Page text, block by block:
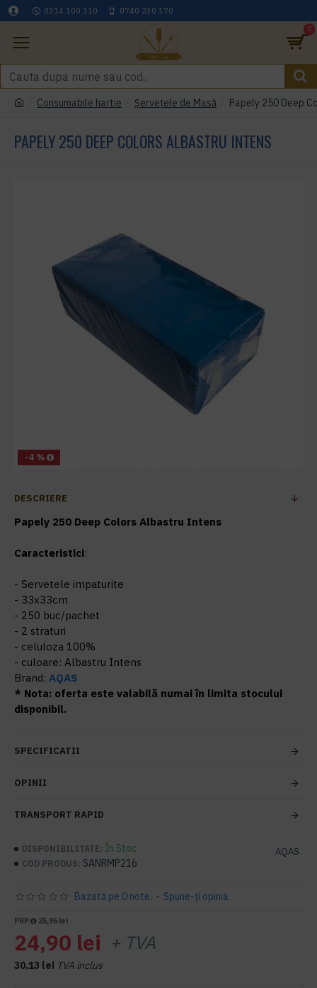
0314 100 110 0740 230 170
0
Consumabile hartie Șervețele de Masă Papely 250 Deep
PAPELY 250 DEEP COLORS ALBASTRU INTENS
-4 %
DESCRIERE
Papely 250 Deep Colors Albastru Intens
Caracteristici:
- Servetele impaturite
- 33x33cm
- 250 buc/pachet
- 2 straturi
- celuloza 100%
- culoare: Albastru Intens
Brand: AQAS
* Nota: oferta este valabilă numai în limita stocului
disponibil.
SPECIFICATII
OPINII
TRANSPORT RAPID
DISPONIBILITATE: În Stoc
COD PRODUS: SANRMP216
AQAS
Bazată pe 0 note. - Spune-ţi opinia
PRP 25,96 lei
24,90 lei + TVA
30,13 lei TVA inclus